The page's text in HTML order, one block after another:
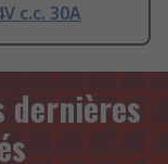
c.c. 30A
dernières